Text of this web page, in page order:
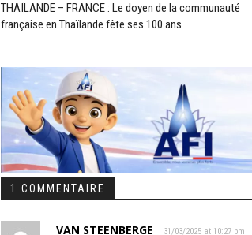
THAÏLANDE – FRANCE : Le doyen de la communauté
française en Thaïlande fête ses 100 ans
1 COMMENTAIRE
VAN STEENBERGE 31/03/2025 at 10:27 pm